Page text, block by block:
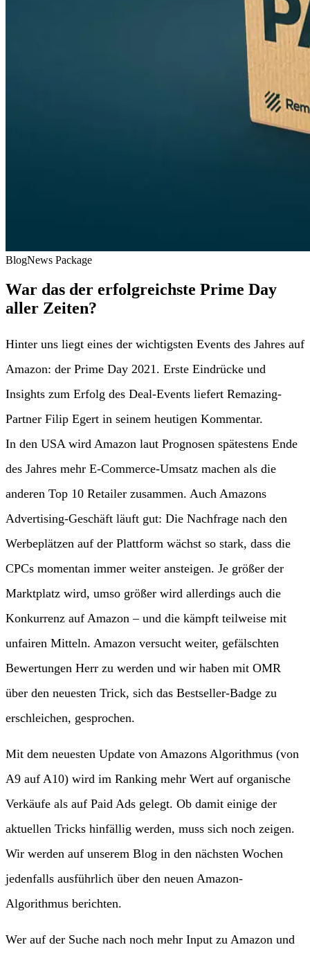
BlogNews Package
War das der erfolgreichste Prime Day
aller Zeiten?
Hinter uns liegt eines der wichtigsten Events des Jahres auf
Amazon: der Prime Day 2021. Erste Eindrücke und
Insights zum Erfolg des Deal-Events liefert Remazing-
Partner Filip Egert in seinem heutigen Kommentar.
In den USA wird Amazon laut Prognosen spätestens Ende
des Jahres mehr E-Commerce-Umsatz machen als die
anderen Top 10 Retailer zusammen. Auch Amazons
Advertising-Geschäft läuft gut: Die Nachfrage nach den
Werbeplätzen auf der Plattform wächst so stark, dass die
CPCs momentan immer weiter ansteigen. Je größer der
Marktplatz wird, umso größer wird allerdings auch die
Konkurrenz auf Amazon – und die kämpft teilweise mit
unfairen Mitteln. Amazon versucht weiter, gefälschten
Bewertungen Herr zu werden und wir haben mit OMR
über den neuesten Trick, sich das Bestseller-Badge zu
erschleichen, gesprochen.
Mit dem neuesten Update von Amazons Algorithmus (von
A9 auf A10) wird im Ranking mehr Wert auf organische
Verkäufe als auf Paid Ads gelegt. Ob damit einige der
aktuellen Tricks hinfällig werden, muss sich noch zeigen.
Wir werden auf unserem Blog in den nächsten Wochen
jedenfalls ausführlich über den neuen Amazon-
Algorithmus berichten.
Wer auf der Suche nach noch mehr Input zu Amazon und